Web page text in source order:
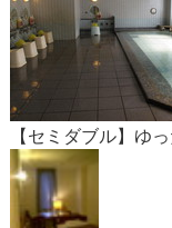
【セミダブル】ゆ